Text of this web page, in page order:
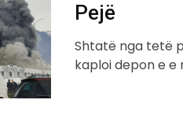
Pejë
Shtatë nga tetë
kaploi depon e e